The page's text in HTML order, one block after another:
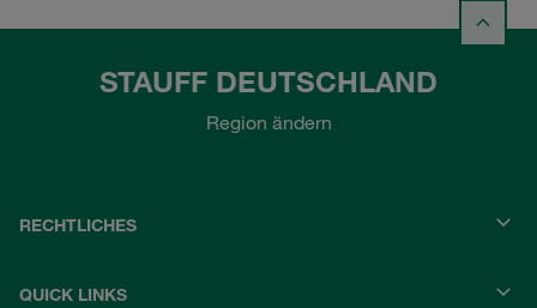
STAUFF DEUTSCHLAND
Region ändern
RECHTLICHES
QUICK LINKS